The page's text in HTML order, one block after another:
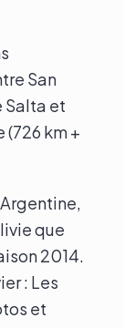
San
Salta et
km +
que
2014.
: Les
et